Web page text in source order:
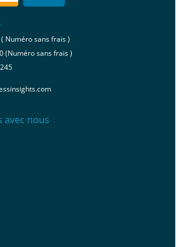
Numéro sans frais )
(Numéro sans frais )
avec nous